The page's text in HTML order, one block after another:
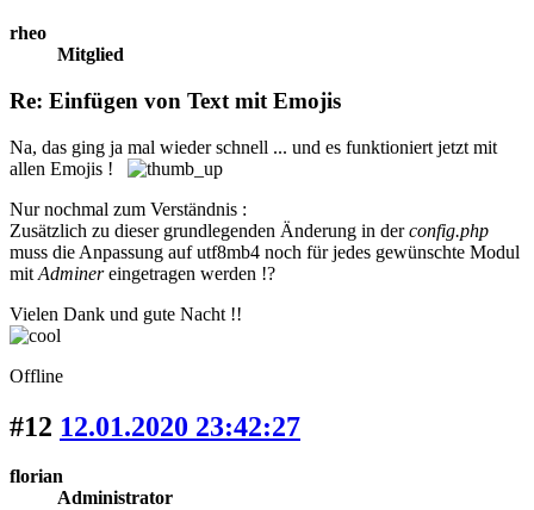
rheo
Mitglied
Re: Einfügen von Text mit Emojis
Na, das ging ja mal wieder schnell ... und es funktioniert jetzt mit
allen Emojis !
Nur nochmal zum Verständnis :
Zusätzlich zu dieser grundlegenden Änderung in derconfig.php
muss die Anpassung auf utf8mb4 noch für jedes gewünschte Modul
mit Adminereingetragen werden !?
Vielen Dank und gute Nacht !!
Offline
#12 12.01.2020 23:42:27
florian
Administrator